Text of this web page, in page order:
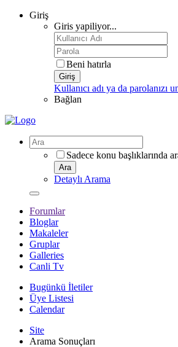
Giriş
Giris yapiliyor...
Beni hatırla
Giriş
Kullanıcı adı ya da parolanızı
Bağlan
Sadece konu başlıklarında
Ara
Detaylı Arama
Forumlar
Bloglar
Makaleler
Gruplar
Galleries
Canli Tv
Bugünkü İletiler
Üye Listesi
Calendar
Site
Arama Sonuçları